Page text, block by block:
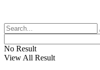
No Result
View All Result